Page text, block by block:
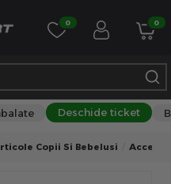
0 0
Deschide ticket
Copii Si Bebelusi